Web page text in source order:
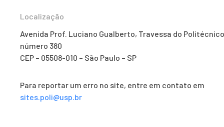
Localização
Avenida Prof. Luciano Gualberto, Travessa do
número 380
CEP – 05508-010 – São Paulo – SP
Para reportar um erro no site, entre em contato em
sites.poli@usp.br